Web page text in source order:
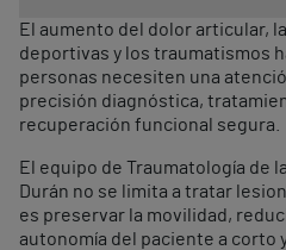
El aumento del dolor articular,
deportivas y los traumatismos
personas necesiten una
precisión diagnóstica,
recuperación funcional segura.
El equipo de Traumatología de
Durán no se limita a tratar
es preservar la movilidad,
autonomía del paciente a corto